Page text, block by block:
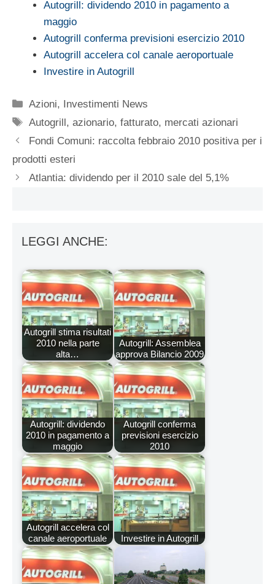
Autogrill: dividendo 2010 in pagamento a
maggio
Autogrill conferma previsioni esercizio 2010
Autogrill accelera col canale aeroportuale
Investire in Autogrill
Categorie
Azioni,
Investimenti News
Tag
Autogrill ,azionario,fatturato, mercati azionari
Fondi Comuni: raccolta febbraio 2010 positiva per i
prodotti esteri
Atlantia: dividendo per il 2010 sale del 5,1%
LEGGI ANCHE:
Autogrill stima risultati
2010 nella parte
alta…
Autogrill: Assemblea
approva Bilancio 2009
Autogrill: dividendo
2010 in pagamento a
maggio
Autogrill conferma
previsioni esercizio
2010
Autogrill accelera col
canale aeroportuale
Investire in Autogrill